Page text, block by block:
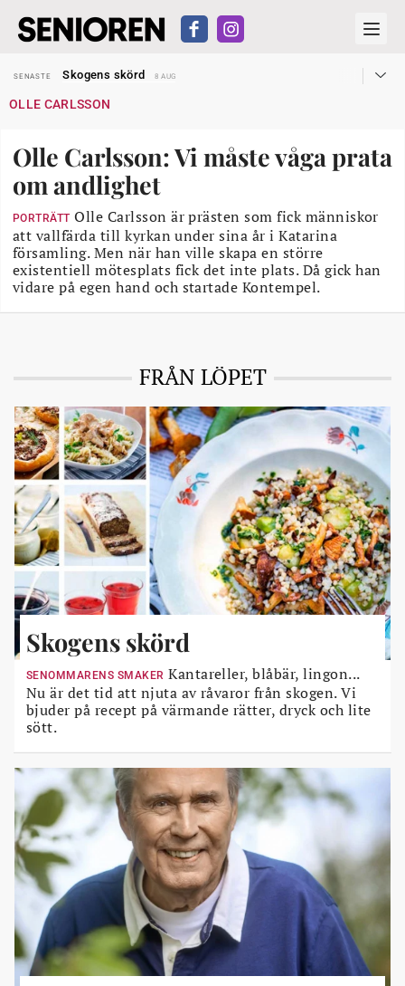
SENASTE
Skogens skörd
8 AUG
SENASTE
Reform för äldre kan bli slag i luften
SENASTE
Snart kan telefonförsäljning förbjudas i Sverige
29 JUL
SENASTE
Hyror rusar ifrån äldres bostadstillägg
28 JUL
SENASTE
Skogens skörd 8 AUG
OLLE CARLSSON
Olle Carlsson: Vi måste våga prata
om andlighet
PORTRÄTT Olle Carlsson är prästen som fick människor
att vallfärda till kyrkan under sina år i Katarina
församling. Men när han ville skapa en större
existentiell mötesplats fick det inte plats. Då gick han
vidare på egen hand och startade Kontempel.
FRÅN LÖPET
Skogens skörd
SENOMMARENS SMAKER Kantareller, blåbär, lingon...
Nu är det tid att njuta av råvaror från skogen. Vi
bjuder på recept på värmande rätter, dryck och lite
sött.